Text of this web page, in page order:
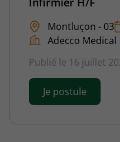
Montluçon - 03
Adecco Medical
Publié le 16 juillet
Je postule